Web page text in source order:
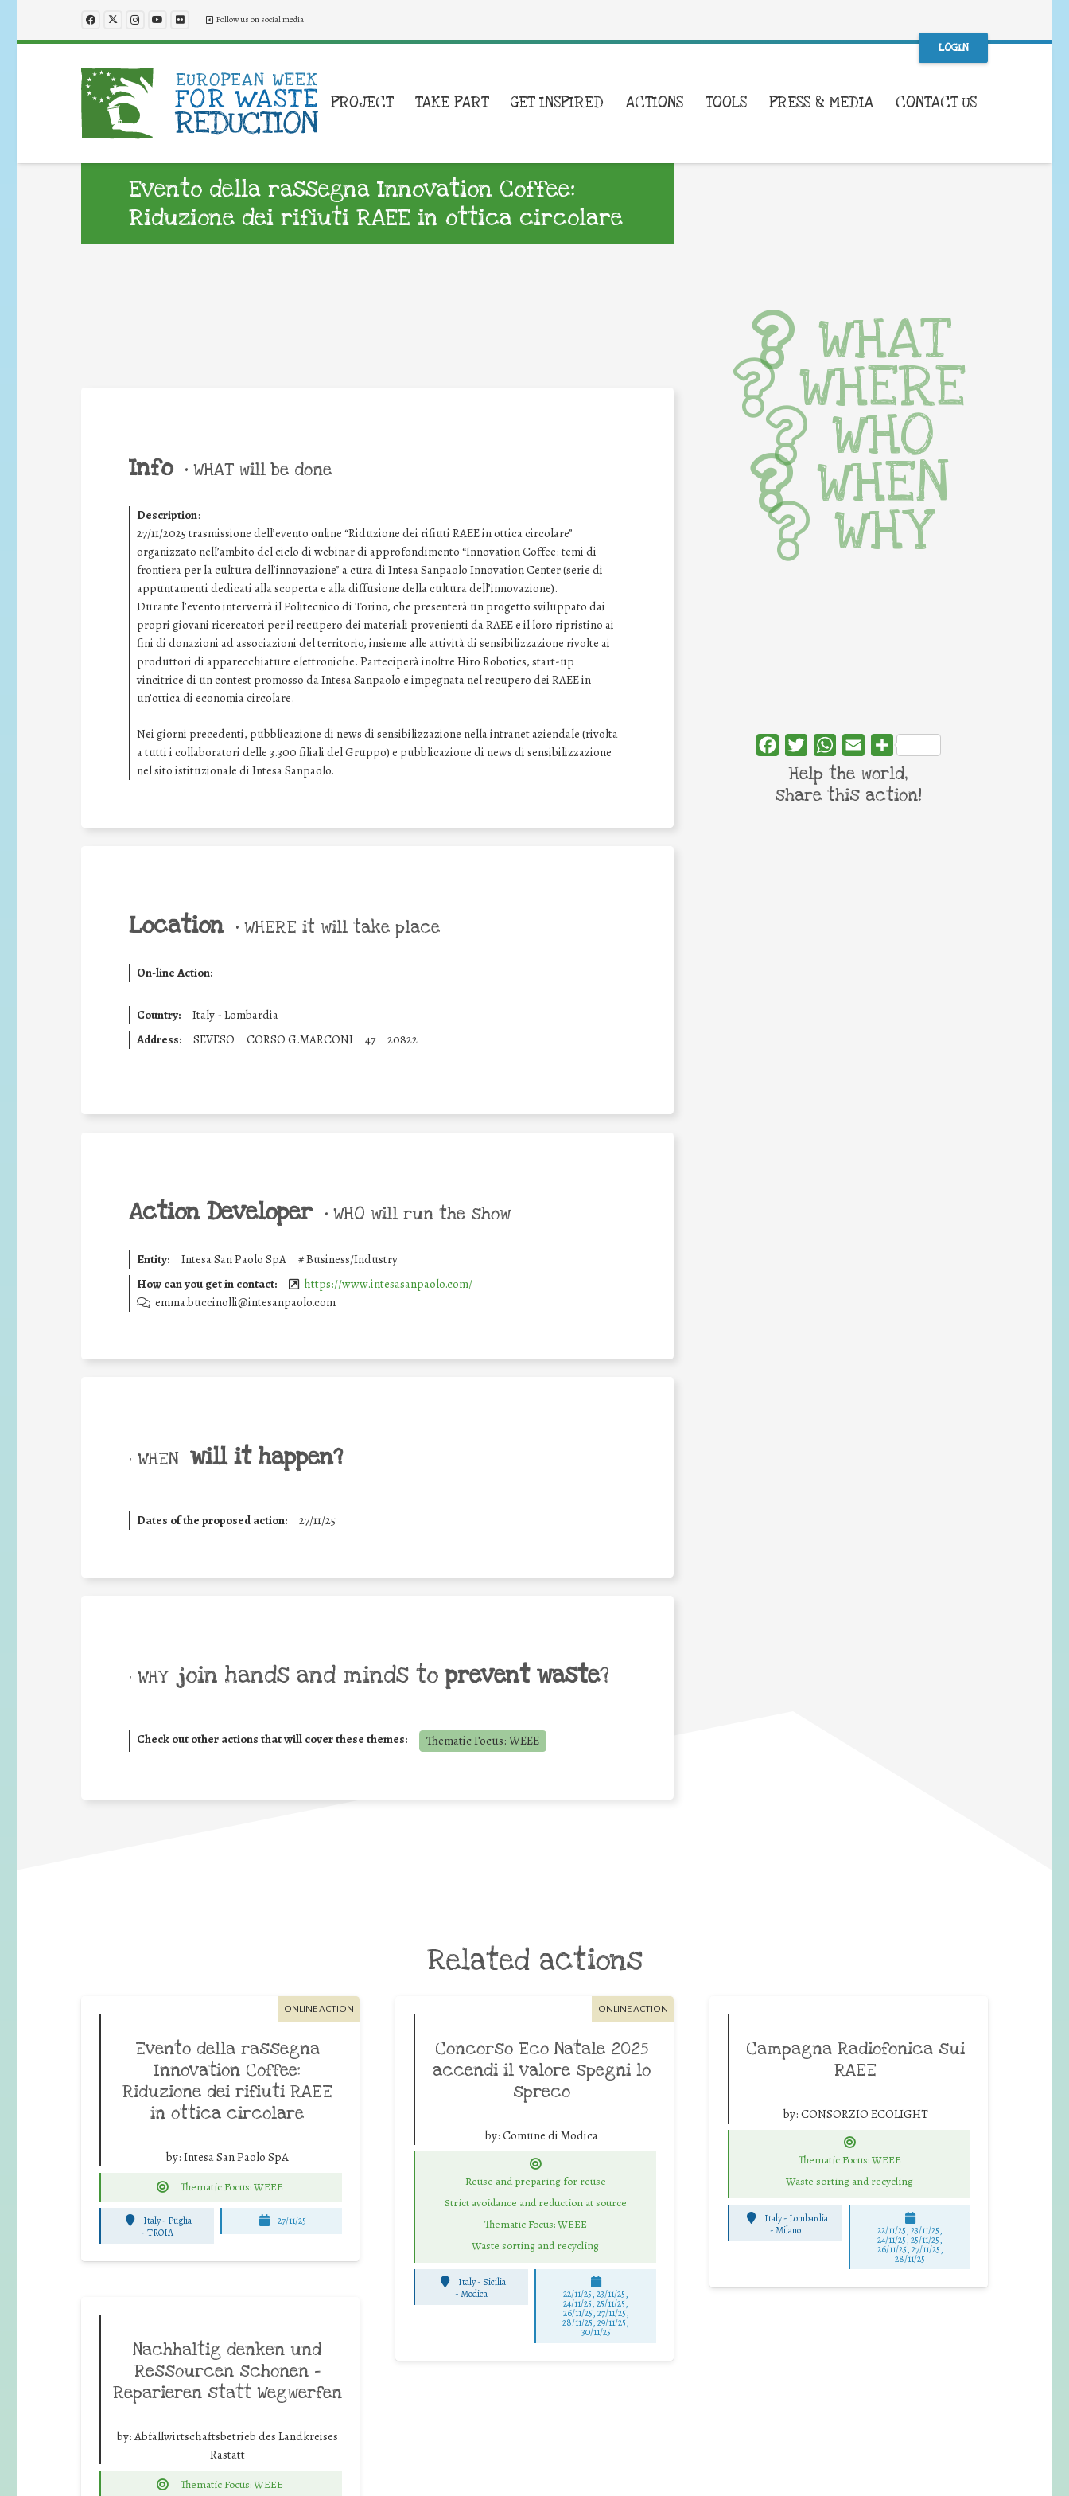
Follow us on social media
LOGIN
PROJECT TAKE PART GET INSPIRED ACTIONS TOOLS PRESS & MEDIA CONTACT US
Evento della rassegna Innovation Coffee:
Riduzione dei rifiuti RAEE in ottica circolare
Info • WHAT will be done
Description:
27/11/2025 trasmissione dell’evento online “Riduzione dei rifiuti RAEE in ottica circolare”
organizzato nell’ambito del ciclo di webinar di approfondimento “Innovation Coffee: temi di
frontiera per la cultura dell’innovazione” a cura di Intesa Sanpaolo Innovation Center (serie di
appuntamenti dedicati alla scoperta e alla diffusione della cultura dell’innovazione).
Durante l’evento interverrà il Politecnico di Torino, che presenterà un progetto sviluppato dai
propri giovani ricercatori per il recupero dei materiali provenienti da RAEE e il loro ripristino ai
fini di donazioni ad associazioni del territorio, insieme alle attività di sensibilizzazione rivolte ai
produttori di apparecchiature elettroniche. Parteciperà inoltre Hiro Robotics, start-up
vincitrice di un contest promosso da Intesa Sanpaolo e impegnata nel recupero dei RAEE in
un’ottica di economia circolare.
Nei giorni precedenti, pubblicazione di news di sensibilizzazione nella intranet aziendale (rivolta
a tutti i collaboratori delle 3.300 filiali del Gruppo) e pubblicazione di news di sensibilizzazione
nel sito istituzionale di Intesa Sanpaolo.
Location • WHERE it will take place
On-line Action:
Country:
Italy - Lombardia
Address:
SEVESO CORSO G.MARCONI 47 20822
Action Developer • WHO will run the show
Entity: Intesa San Paolo SpA #Business/Industry
How can you get in contact:
https://www.intesasanpaolo.com/
emma.buccinolli@intesanpaolo.com
• WHEN will it happen?
Dates of the proposed action: 27/11/25
• WHY join hands and minds to prevent waste?
Check out other actions that will cover these themes: Thematic Focus: WEEE
WHAT
WHERE
WHO
WHEN
WHY
FacebookTwitterWhatsApp
Email Share
Help the world,
share this action!
Related actions
ONLINE ACTION
Evento della rassegna
Innovation Coffee:
Riduzione dei rifiuti RAEE
in ottica circolare
by: Intesa San Paolo SpA
Thematic Focus: WEEE
Italy - Puglia
-TROIA
27/11/25
ONLINE ACTION
Concorso Eco Natale 2025
accendi il valore spegni lo
spreco
by: Comune di Modica
Reuse and preparing for reuse
Strict avoidance and reduction at source
Thematic Focus: WEEE
Waste sorting and recycling
Italy - Sicilia
-Modica 22/11/25,23/11/25,
24/11/25,25/11/25,
26/11/25,27/11/25,
28/11/25,29/11/25,
30/11/25
Campagna Radiofonica sui
RAEE
by: CONSORZIO ECOLIGHT
Thematic Focus: WEEE
Waste sorting and recycling
Italy - Lombardia
-Milano 22/11/25,23/11/25,
24/11/25,25/11/25,
26/11/25,27/11/25,
28/11/25
Nachhaltig denken und
Ressourcen schonen –
Reparieren statt Wegwerfen
by:Abfallwirtschaftsbetrieb des Landkreises
Rastatt
Thematic Focus: WEEE